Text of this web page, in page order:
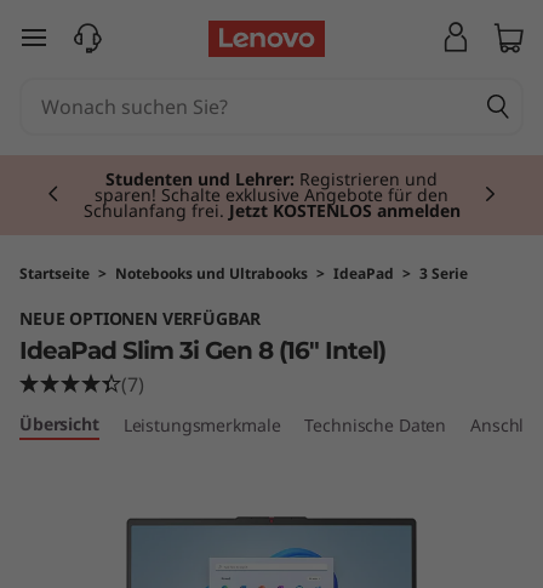
a
d
S
zum Hauptinhalt springen
Studenten und Lehrer: Registrieren und
sparen! Schalte exklusive Angebote für den
Schulanfang frei. Jetzt KOSTENLOS anmelden
Currently displaying item 2 of 3
Startseite > Notebooks und Ultrabooks > IdeaPad > 3 Serie
NEUE OPTIONEN VERFÜGBAR
IdeaPad Slim 3i Gen 8 (16" Intel)
(7)
Übersicht Leistungsmerkmale Technische Daten